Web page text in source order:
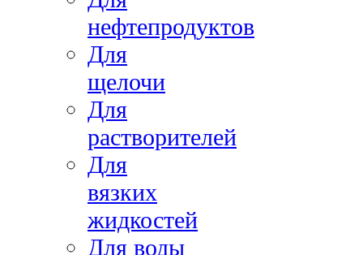
нефтепродуктов
Для
щелочи
Для
растворителей
Для
вязких
жидкостей
Для воды